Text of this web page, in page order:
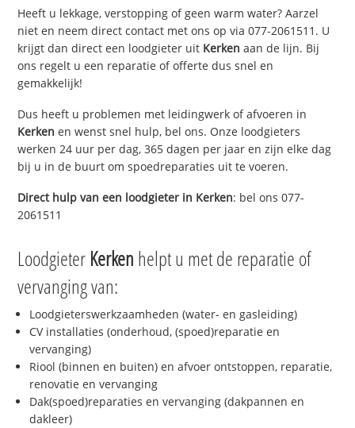
Heeft u lekkage, verstopping of geen warm water? Aarzel
niet en neem direct contact met ons op via 077-2061511. U
krijgt dan direct een loodgieter uit Kerken aan de lijn. Bij
ons regelt u een reparatie of offerte dus snel en
gemakkelijk!
Dus heeft u problemen met leidingwerk of afvoeren in
Kerken en wenst snel hulp, bel ons. Onze loodgieters
werken 24 uur per dag, 365 dagen per jaar en zijn elke dag
bij u in de buurt om spoedreparaties uit te voeren.
Direct hulp van een loodgieter in Kerken: bel ons 077-
2061511
Loodgieter Kerken helpt u met de reparatie of
vervanging van:
Loodgieterswerkzaamheden (water- en gasleiding)
CV installaties (onderhoud, (spoed)reparatie en
vervanging)
Riool (binnen en buiten) en afvoer ontstoppen, reparatie,
renovatie en vervanging
Dak(spoed)reparaties en vervanging (dakpannen en
dakleer)